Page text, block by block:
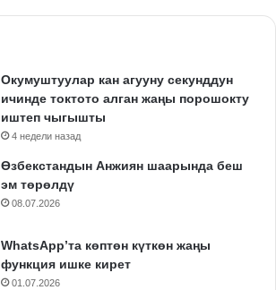
Окумуштуулар кан агууну секунддун
ичинде токтото алган жаңы порошокту
иштеп чыгышты
4 недели назад
Өзбекстандын Анжиян шаарында беш
эм төрөлдү
08.07.2026
WhatsApp’та көптөн күткөн жаңы
функция ишке кирет
01.07.2026